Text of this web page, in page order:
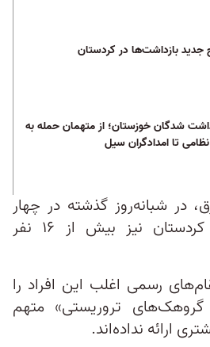
جدید بازداشت‌ها در کردستان
شدگان خوزستان؛ از متهمان حمله به
تا امدادگران سیل
در شبانه‌روز گذشته در چهار
شهرستان در استان کردستان نیز بیش از ۱۶ نفر
رسمی اغلب این افراد را
گروهک‌های تروریستی» متهم
ارائه نداده‌اند.